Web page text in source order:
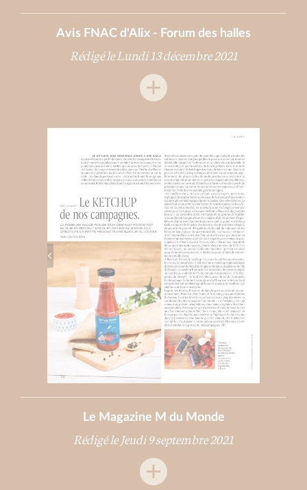
Avis FNAC d'Alix - Forum des halles
Rédigé le Lundi 13 décembre 2021
Le Magazine M du Monde
Rédigé le Jeudi 9 septembre 2021